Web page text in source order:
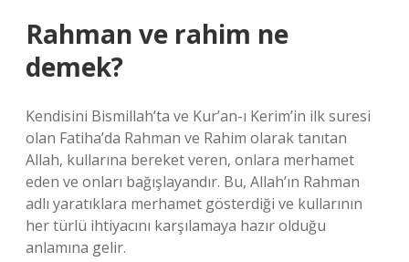
Rahman ve rahim ne
demek?
Kendisini Bismillah’ta ve Kur’an-ı Kerim’in ilk suresi
olan Fatiha’da Rahman ve Rahim olarak tanıtan
Allah, kullarına bereket veren, onlara merhamet
eden ve onları bağışlayandır. Bu, Allah’ın Rahman
adlı yaratıklara merhamet gösterdiği ve kullarının
her türlü ihtiyacını karşılamaya hazır olduğu
anlamına gelir.